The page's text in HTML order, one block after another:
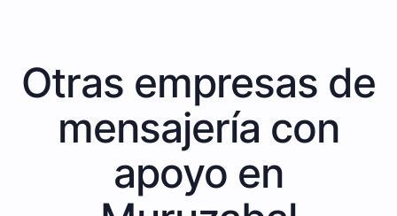
Otras empresas de
mensajería con
apoyo en